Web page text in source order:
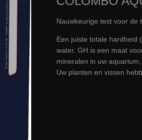
Nauwkeurige test voor de
Een juiste totale hardheid
water. GH is een maat
mineralen in uw
Uw planten en vissen